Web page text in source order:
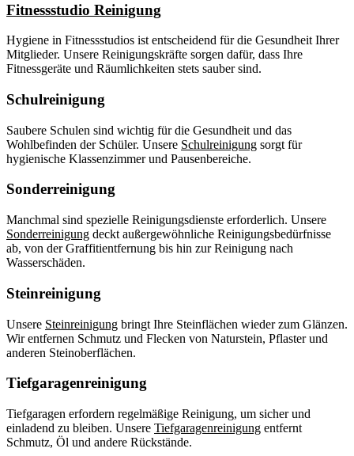
Fitnessstudio Reinigung
Hygiene in Fitnessstudios ist entscheidend für die Gesundheit Ihrer
Mitglieder. Unsere Reinigungskräfte sorgen dafür, dass Ihre
Fitnessgeräte und Räumlichkeiten stets sauber sind.
Schulreinigung
Saubere Schulen sind wichtig für die Gesundheit und das
Wohlbefinden der Schüler. Unsere Schulreinigung sorgt für
hygienische Klassenzimmer und Pausenbereiche.
Sonderreinigung
Manchmal sind spezielle Reinigungsdienste erforderlich. Unsere
Sonderreinigung deckt außergewöhnliche Reinigungsbedürfnisse
ab, von der Graffitientfernung bis hin zur Reinigung nach
Wasserschäden.
Steinreinigung
Unsere Steinreinigung bringt Ihre Steinflächen wieder zum Glänzen.
Wir entfernen Schmutz und Flecken von Naturstein, Pflaster und
anderen Steinoberflächen.
Tiefgaragenreinigung
Tiefgaragen erfordern regelmäßige Reinigung, um sicher und
einladend zu bleiben. Unsere Tiefgaragenreinigung entfernt
Schmutz, Öl und andere Rückstände.